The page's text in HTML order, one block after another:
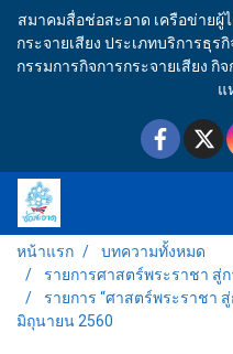
สมาคมสื่อช่อสะอาด เครือข่าย
กระจายเสียง ประเภทบริการธุ
กรรมการกิจการกระจายเสียง
แ
หน้าแรก
บทความทั้งหมด
รายการศาสตร์พระราชา สู่
รายการ “ศาสตร์พระราชา
มิถุนายน 2560